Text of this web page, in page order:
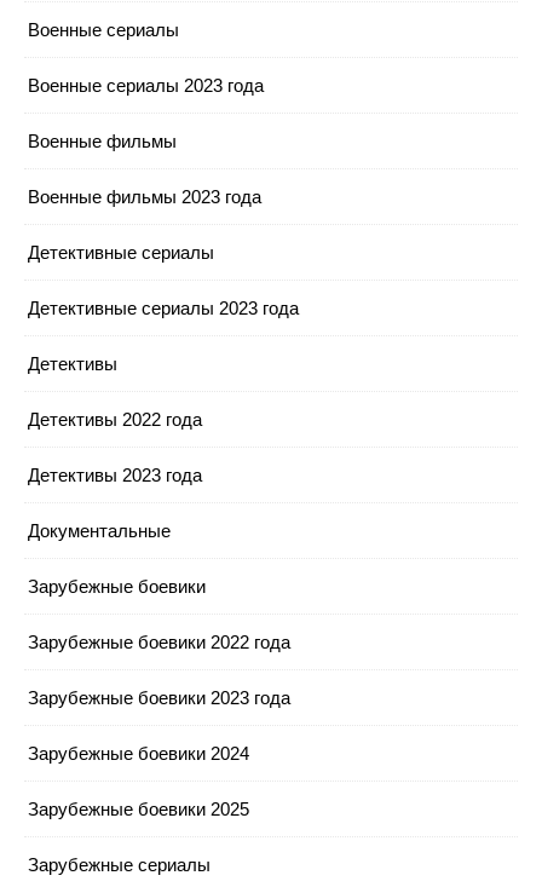
Военные сериалы
Военные сериалы 2023 года
Военные фильмы
Военные фильмы 2023 года
Детективные сериалы
Детективные сериалы 2023 года
Детективы
Детективы 2022 года
Детективы 2023 года
Документальные
Зарубежные боевики
Зарубежные боевики 2022 года
Зарубежные боевики 2023 года
Зарубежные боевики 2024
Зарубежные боевики 2025
Зарубежные сериалы